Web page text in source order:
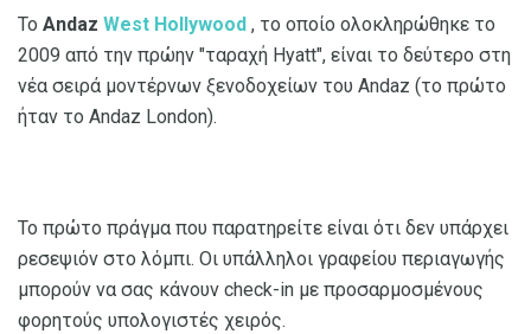
Το Andaz West Hollywood , το οποίο ολοκληρώθηκε το
2009 από την πρώην "ταραχή Hyatt", είναι το δεύτερο στη
νέα σειρά μοντέρνων ξενοδοχείων του Andaz (το πρώτο
ήταν το Andaz London).
Το πρώτο πράγμα που παρατηρείτε είναι ότι δεν υπάρχει
ρεσεψιόν στο λόμπι. Οι υπάλληλοι γραφείου περιαγωγής
μπορούν να σας κάνουν check-in με προσαρμοσμένους
φορητούς υπολογιστές χειρός.